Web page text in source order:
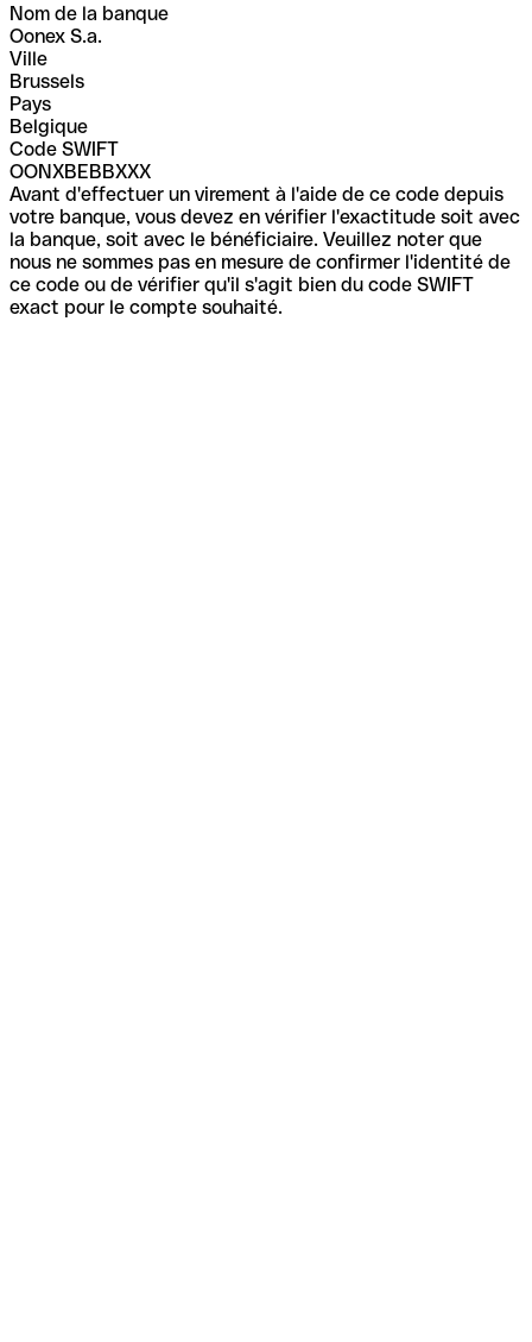
Nom de la banque
Oonex S.a.
Ville
Brussels
Pays
Belgique
Code SWIFT
OONXBEBBXXX
Avant d'effectuer un virement à l'aide de ce code depuis
votre banque, vous devez en vérifier l'exactitude soit avec
la banque, soit avec le bénéficiaire. Veuillez noter que
nous ne sommes pas en mesure de confirmer l'identité de
ce code ou de vérifier qu'il s'agit bien du code SWIFT
exact pour le compte souhaité.